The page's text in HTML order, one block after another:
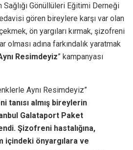
Gönüllüleri Eğitimi Derneği
gören bireylere karşı var olan
ön yargıları kırmak, şizofreni
olması adına farkındalık yaratmak
Resimdeyiz” kampanyası
Aynı Resimdeyiz”
tanısı almış bireylerin
Galataport Paket
Şizofreni hastalığına,
içindeki önyargılara ve